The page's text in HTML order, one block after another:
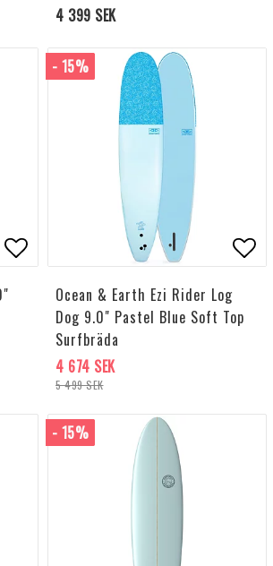
4 399 SEK
Lägg till i favoritlistan
- 15%
Ocean & Earth Ezi Rider Log
Dog 9.0" Pastel Blue Soft Top
Surfbräda
5 499 SEK
4 674 SEK
- 15%